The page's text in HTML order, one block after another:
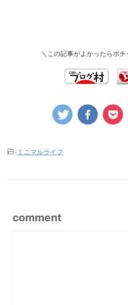
＼この記事がよかったらポ
- ミニマルライフ
comment